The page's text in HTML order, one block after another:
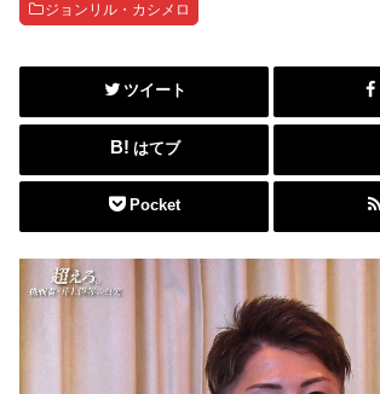
ジョンリル・カシメロ
ツイート
はてブ
Pocket